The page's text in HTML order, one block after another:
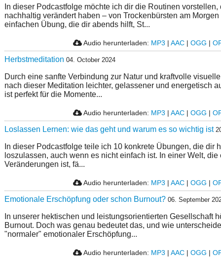
In dieser Podcastfolge möchte ich dir die Routinen
nachhaltig verändert haben – von Trockenbürsten am
einfachen Übung, die dir abends hilft, St...
Audio herunterladen: MP3 | AAC| OGG |
Herbstmeditation 04. October 2024
Durch eine sanfte Verbindung zur Natur und kraftvolle
nach dieser Meditation leichter, gelassener und energetisch
ist perfekt für die Momente...
Audio herunterladen: MP3 | AAC| OGG |
Loslassen Lernen: wie das geht und warum es so wichtig ist
In dieser Podcastfolge teile ich 10 konkrete Übungen, die dir
loszulassen, auch wenn es nicht einfach ist. In einer Welt,
Veränderungen ist, fä...
Audio herunterladen: MP3 | AAC| OGG |
Emotionale Erschöpfung oder schon Burnout? 06. September
In unserer hektischen und leistungsorientierten Gesellschaft
Burnout. Doch was genau bedeutet das, und wie
"normaler" emotionaler Erschöpfung...
Audio herunterladen: MP3 | AAC| OGG |